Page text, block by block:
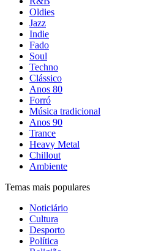
Oldies
Jazz
Indie
Fado
Soul
Techno
Clássico
Anos 80
Forró
Música tradicional
Anos 90
Trance
Heavy Metal
Chillout
Ambiente
Temas mais populares
Noticiário
Cultura
Desporto
Política